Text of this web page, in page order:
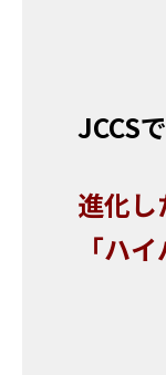
JCCS
進化
「ハ